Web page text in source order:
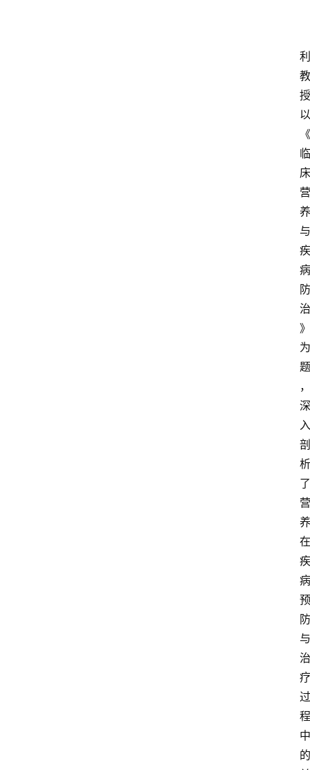
利
教
授
以
《
临
床
营
养
与
疾
病
防
治
》
为
题
，
深
入
剖
析
了
营
养
在
疾
病
预
防
与
治
疗
过
程
中
的